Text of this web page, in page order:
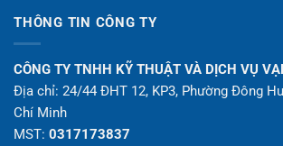
THÔNG TIN CÔNG TY
CÔNG TY TNHH KỸ THUẬT VÀ DỊCH VỤ
Địa chỉ: 24/44 ĐHT 12, KP3, Phường Đông
Chí Minh
MST: 0317173837